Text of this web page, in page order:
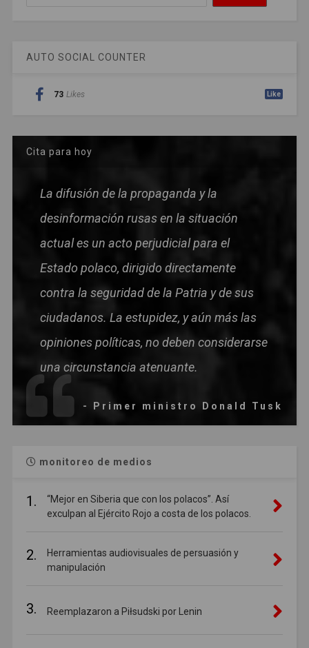
AUTO SOCIAL COUNTER
73 Likes Like
Cita para hoy
La difusión de la propaganda y la
desinformación rusas en la situación
actual es un acto perjudicial para el
Estado polaco, dirigido directamente
contra la seguridad de la Patria y de sus
ciudadanos. La estupidez, y aún más las
opiniones políticas, no deben considerarse
una circunstancia atenuante.
- Primer ministro Donald Tusk
monitoreo de medios
1.
“Mejor en Siberia que con los polacos”. Así
exculpan al Ejército Rojo a costa de los polacos.
2.
Herramientas audiovisuales de persuasión y
manipulación
3. Reemplazaron a Piłsudski por Lenin